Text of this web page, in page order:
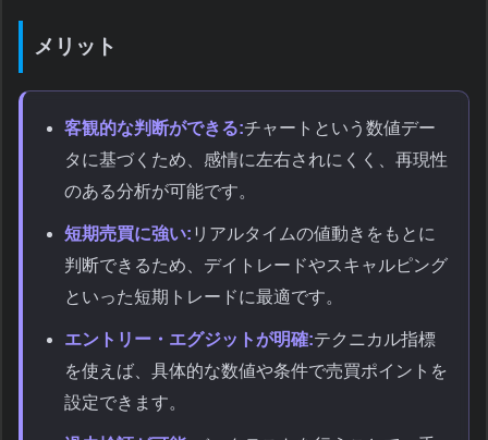
メリット
客観的な判断ができる:チャートという数値デー
タに基づくため、感情に左右されにくく、再現性
のある分析が可能です。
短期売買に強い: リアルタイムの値動きをもとに
判断できるため、デイトレードやスキャルピング
といった短期トレードに最適です。
エントリー・エグジットが明確:テクニカル指標
を使えば、具体的な数値や条件で売買ポイントを
設定できます。